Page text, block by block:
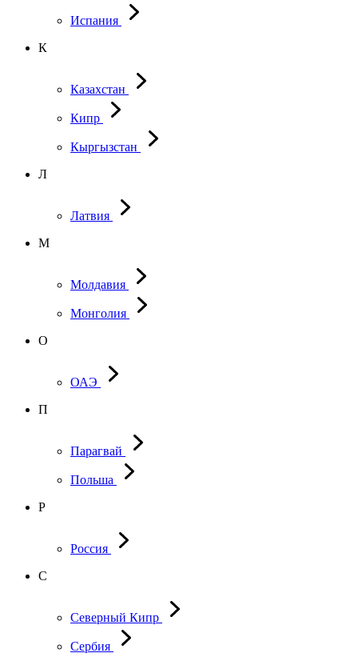
Испания
К
Казахстан
Кипр
Кыргызстан
Л
Латвия
М
Молдавия
Монголия
О
ОАЭ
П
Парагвай
Польша
Р
Россия
С
Северный Кипр
Сербия